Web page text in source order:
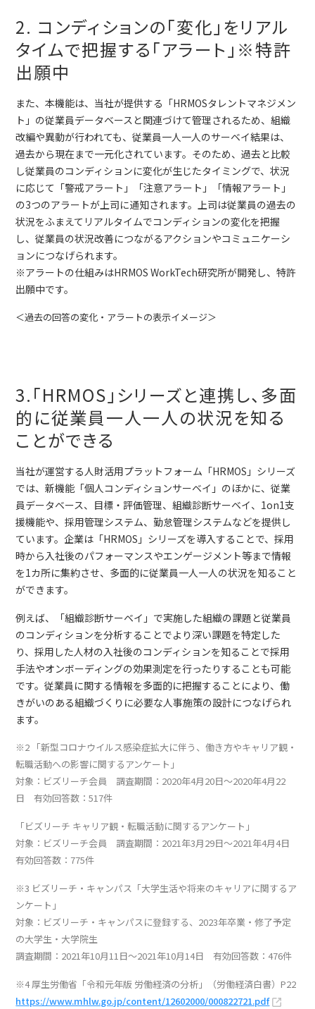
2. コンディションの「変化」をリアル
タイムで把握する「アラート」※特許
出願中
また、本機能は、当社が提供する「HRMOSタレントマネジメン
ト」の従業員データベースと関連づけて管理されるため、組織
改編や異動が行われても、従業員一人一人のサーベイ結果は、
過去から現在まで一元化されています。そのため、過去と比較
し従業員のコンディションに変化が生じたタイミングで、状況
に応じて「警戒アラート」「注意アラート」「情報アラート」
の3つのアラートが上司に通知されます。上司は従業員の過去の
状況をふまえてリアルタイムでコンディションの変化を把握
し、従業員の状況改善につながるアクションやコミュニケーシ
ョンにつなげられます。
※アラートの仕組みはHRMOS WorkTech研究所が開発し、特許
出願中です。
＜過去の回答の変化・アラートの表示イメージ＞
3.「HRMOS」シリーズと連携し、多面
的に従業員一人一人の状況を知る
ことができる
当社が運営する人財活用プラットフォーム「HRMOS」シリーズ
では、新機能「個人コンディションサーベイ」のほかに、従業
員データベース、目標・評価管理、組織診断サーベイ、1on1支
援機能や、採用管理システム、勤怠管理システムなどを提供し
ています。企業は「HRMOS」シリーズを導入することで、採用
時から入社後のパフォーマンスやエンゲージメント等まで情報
を1カ所に集約させ、多面的に従業員一人一人の状況を知ること
ができます。
例えば、「組織診断サーベイ」で実施した組織の課題と従業員
のコンディションを分析することでより深い課題を特定した
り、採用した人材の入社後のコンディションを知ることで採用
手法やオンボーディングの効果測定を行ったりすることも可能
です。従業員に関する情報を多面的に把握することにより、働
きがいのある組織づくりに必要な人事施策の設計につなげられ
ます。
※2 「新型コロナウイルス感染症拡大に伴う、働き方やキャリア観・
転職活動への影響に関するアンケート」
対象：ビズリーチ会員 調査期間：2020年4月20日～2020年4月22
日 有効回答数：517件
「ビズリーチ キャリア観・転職活動に関するアンケート」
対象：ビズリーチ会員 調査期間：2021年3月29日～2021年4月4日
有効回答数：775件
※3 ビズリーチ・キャンパス「大学生活や将来のキャリアに関するア
ンケート」
対象：ビズリーチ・キャンパスに登録する、2023年卒業・修了予定
の大学生・大学院生
調査期間：2021年10月11日～2021年10月14日 有効回答数：476件
※4 厚生労働省「令和元年版 労働経済の分析」（労働経済白書）P22
https://www.mhlw.go.jp/content/12602000/000822721.pdf